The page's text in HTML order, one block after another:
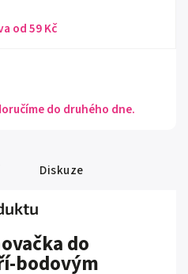
od 59 Kč
do druhého dne.
Diskuze
do
bodovým